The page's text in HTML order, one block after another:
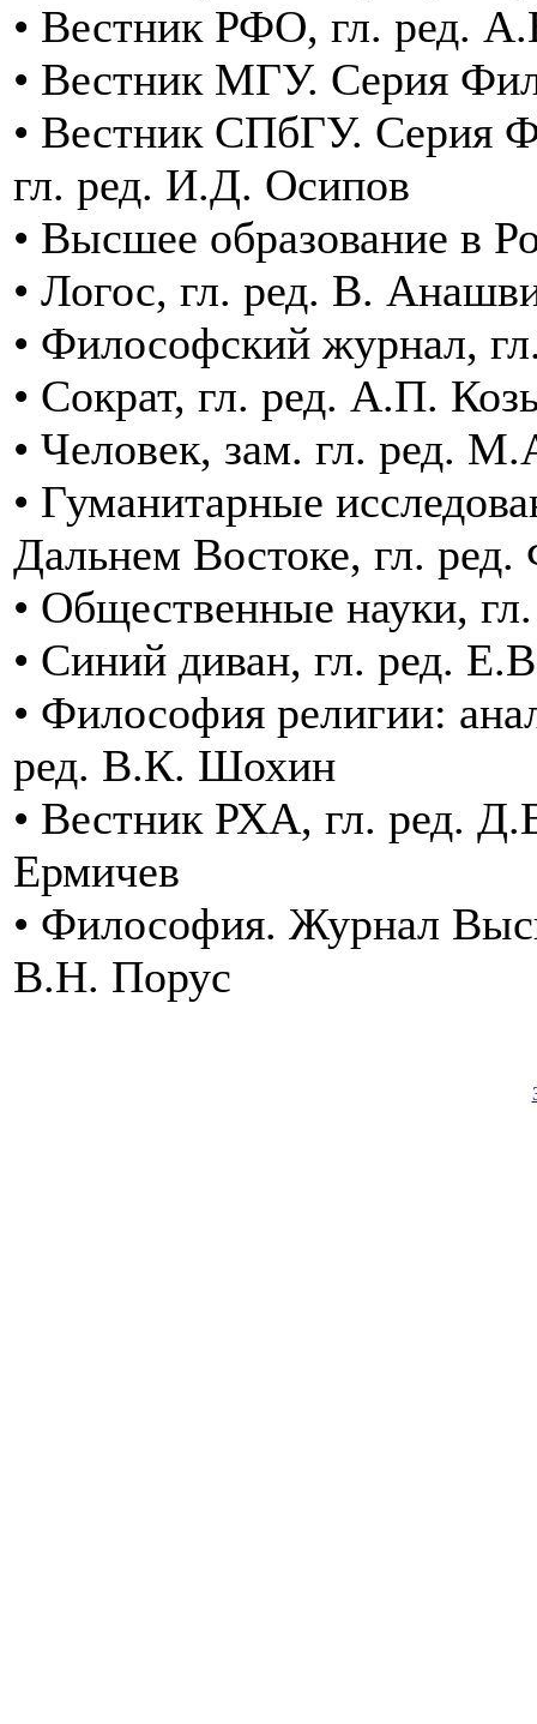
• Вестник РФО, гл. ред.
• Вестник МГУ. Серия
• Вестник СПбГУ. Серия
гл. ред. И.Д. Осипов
• Высшее образование в
• Логос, гл. ред. В.
• Философский журнал,
• Сократ, гл. ред. А.П.
• Человек, зам. гл. ред.
• Гуманитарные
Дальнем Востоке, гл.
• Общественные науки,
• Синий диван, гл. ред.
• Философия религии:
ред. В.К. Шохин
• Вестник РХА, гл. ред.
Ермичев
• Философия. Журнал
В.Н. Порус